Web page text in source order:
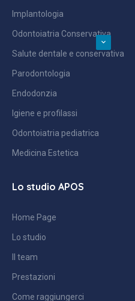
Implantologia
Odontoiatria Conservativa
Salute dentale e conservativa
Parodontologia
Endodonzia
Igiene e profilassi
Odontoiatria pediatrica
Medicina Estetica
Lo studio APOS
Home Page
Lo studio
Il team
Prestazioni
Come raggiungerci